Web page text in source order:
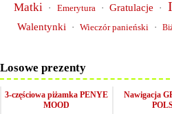
Matki · Emerytura · Gratulacje ·
Walentynki · Wieczór panieński ·
Losowe prezenty
3-częściowa piżamka PENYE
MOOD
Nawigacja